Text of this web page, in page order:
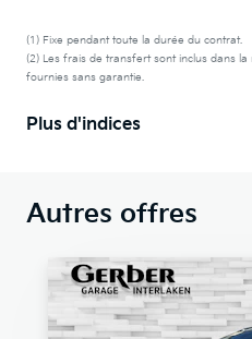
(1) Fixe pendant toute la durée du contrat.
(2) Les frais de transfert sont inclus dans la
fournies sans garantie.
Plus d'indices
Autres offres